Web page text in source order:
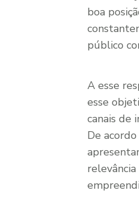
boa
público
A esse
esse
canais de
De